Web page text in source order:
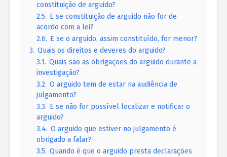
constituição de arguido?
2.5. E se constituição de arguido não for de
acordo com a lei?
2.6. E se o arguido, assim constituído, for menor?
3. Quais os direitos e deveres do arguido?
3.1. Quais são as obrigações do arguido durante a
investigação?
3.2. O arguido tem de estar na audiência de
julgamento?
3.3. E se não for possível localizar e notificar o
arguido?
3.4. O arguido que estiver no julgamento é
obrigado a falar?
3.5. Quando é que o arguido presta declarações